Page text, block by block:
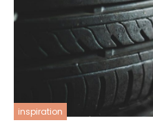
inspiration